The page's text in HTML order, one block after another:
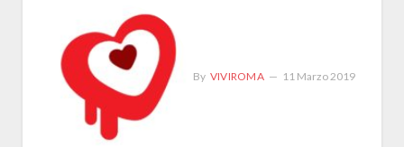
By VIVIROMA 11 Marzo 2019